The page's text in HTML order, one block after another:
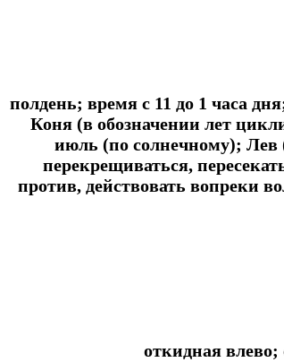
полдень; время с 11 до 1 часа
Коня (в обозначении лет
июль (по солнечному); Лев
перекрещиваться,
против, действовать вопреки
откидная